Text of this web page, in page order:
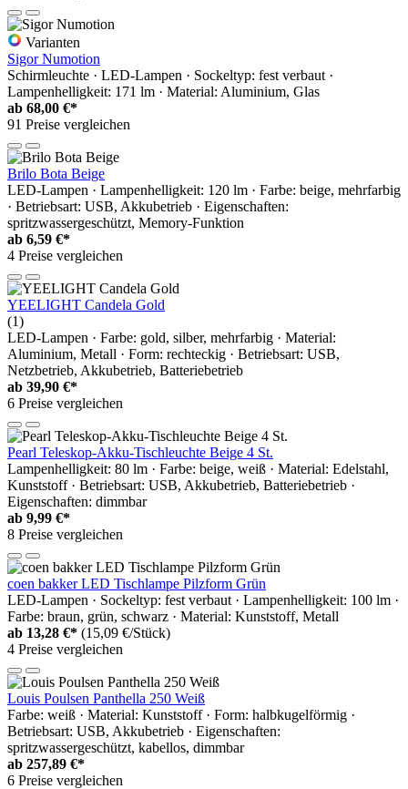
Varianten
Sigor Numotion
Schirmleuchte · LED-Lampen · Sockeltyp: fest verbaut ·
Lampenhelligkeit: 171 lm · Material: Aluminium, Glas
ab 68,00 €*
91 Preise vergleichen
Brilo Bota Beige
LED-Lampen · Lampenhelligkeit: 120 lm · Farbe: beige, mehrfarbig
· Betriebsart: USB, Akkubetrieb · Eigenschaften:
spritzwassergeschützt, Memory-Funktion
ab 6,59 €*
4 Preise vergleichen
YEELIGHT Candela Gold
(1)
LED-Lampen · Farbe: gold, silber, mehrfarbig · Material:
Aluminium, Metall · Form: rechteckig · Betriebsart: USB,
Netzbetrieb, Akkubetrieb, Batteriebetrieb
ab 39,90 €*
6 Preise vergleichen
Pearl Teleskop-Akku-Tischleuchte Beige 4 St.
Lampenhelligkeit: 80 lm · Farbe: beige, weiß · Material: Edelstahl,
Kunststoff · Betriebsart: USB, Akkubetrieb, Batteriebetrieb ·
Eigenschaften: dimmbar
ab 9,99 €*
8 Preise vergleichen
coen bakker LED Tischlampe Pilzform Grün
LED-Lampen · Sockeltyp: fest verbaut · Lampenhelligkeit: 100 lm ·
Farbe: braun, grün, schwarz · Material: Kunststoff, Metall
ab 13,28 €* (15,09 €/Stück)
4 Preise vergleichen
Louis Poulsen Panthella 250 Weiß
Farbe: weiß · Material: Kunststoff · Form: halbkugelförmig ·
Betriebsart: USB, Akkubetrieb · Eigenschaften:
spritzwassergeschützt, kabellos, dimmbar
ab 257,89 €*
6 Preise vergleichen